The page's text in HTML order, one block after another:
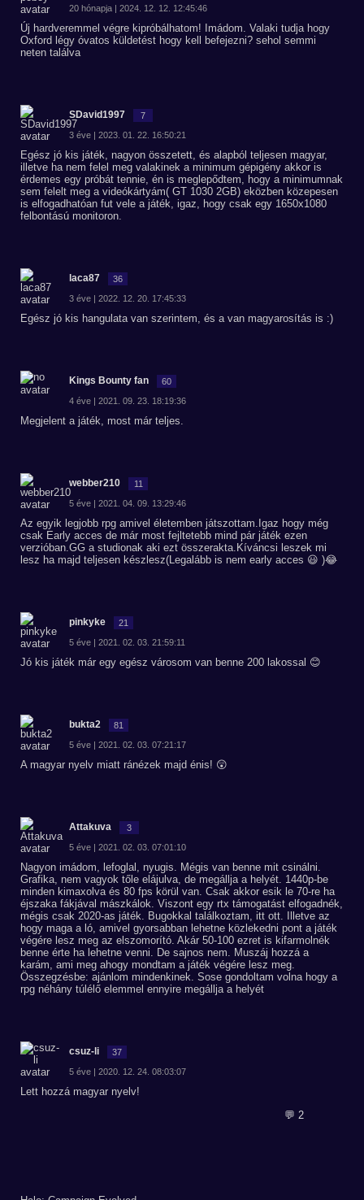
20 hónapja | 2024. 12. 12. 12:45:46
Új hardveremmel végre kipróbálhatom! Imádom. Valaki tudja hogy
Oxford légy óvatos küldetést hogy kell befejezni? sehol semmi
neten találva
SDavid1997 7
3 éve | 2023. 01. 22. 16:50:21
Egész jó kis játék, nagyon összetett, és alapból teljesen magyar,
illetve ha nem felel meg valakinek a minimum gépigény akkor is
érdemes egy próbát tennie, én is meglepődtem, hogy a minimumnak
sem felelt meg a videókártyám( GT 1030 2GB) eközben közepesen
is elfogadhatóan fut vele a játék, igaz, hogy csak egy 1650x1080
felbontású monitoron.
laca87 36
3 éve | 2022. 12. 20. 17:45:33
Egész jó kis hangulata van szerintem, és a van magyarosítás is :)
Kings Bounty fan 60
4 éve | 2021. 09. 23. 18:19:36
Megjelent a játék, most már teljes.
webber210 11
5 éve | 2021. 04. 09. 13:29:46
Az egyik legjobb rpg amivel életemben játszottam.Igaz hogy még
csak Early acces de már most fejltetebb mind pár játék ezen
verzióban.GG a studionak aki ezt összerakta.Kíváncsi leszek mi
lesz ha majd teljesen készlesz(Legalább is nem early acces 😃 )😂
pinkyke 21
5 éve | 2021. 02. 03. 21:59:11
Jó kis játék már egy egész városom van benne 200 lakossal 😊
bukta2 81
5 éve | 2021. 02. 03. 07:21:17
A magyar nyelv miatt ránézek majd énis! 😲
Attakuva 3
5 éve | 2021. 02. 03. 07:01:10
Nagyon imádom, lefoglal, nyugis. Mégis van benne mit csinálni.
Grafika, nem vagyok tőle elájulva, de megállja a helyét. 1440p-be
minden kimaxolva és 80 fps körül van. Csak akkor esik le 70-re ha
éjszaka fákjával mászkálok. Viszont egy rtx támogatást elfogadnék,
mégis csak 2020-as játék. Bugokkal találkoztam, itt ott. Illetve az
hogy maga a ló, amivel gyorsabban lehetne közlekedni pont a játék
végére lesz meg az elszomorító. Akár 50-100 ezret is kifarmolnék
benne érte ha lehetne venni. De sajnos nem. Muszáj hozzá a
karám, ami meg ahogy mondtam a játék végére lesz meg.
Összegzésbe: ajánlom mindenkinek. Sose gondoltam volna hogy a
rpg néhány túlélő elemmel ennyire megállja a helyét
csuz-li 37
5 éve | 2020. 12. 24. 08:03:07
Lett hozzá magyar nyelv!
💬 2